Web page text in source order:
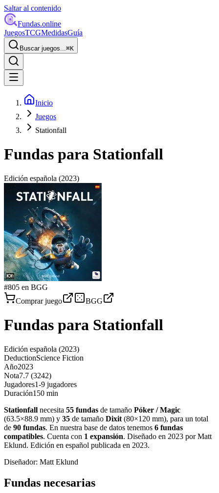
Saltar al contenido
Fundas.online
JuegosTCGMedidasGuía
Buscar juegos...⌘K
Inicio
Juegos
Stationfall
Fundas para Stationfall
Edición española (2023)
#805 en BGG
Comprar juego
BGG
Fundas para Stationfall
Edición española (2023)
DeductionScience Fiction
Año2023
Nota7.7 (3242)
Jugadores1-9 jugadores
Duración150 min
Stationfall necesita 55 fundas de tamaño Póker / Magic
(63.5×88.9 mm) y 35 de tamaño Dixit (80×120 mm), para un total
de 90 fundas. En nuestra base de datos tenemos 6 fundas
compatibles. Cuenta con 1 expansión. Diseñado en 2023 por Matt
Eklund. Edición en español publicada en 2023.
Diseñador: Matt Eklund
Fundas necesarias